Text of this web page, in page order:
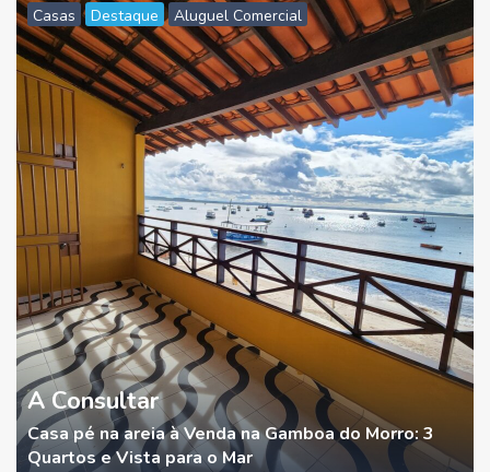
Casas Destaque Aluguel Comercial
A Consultar
Casa pé na areia à Venda na Gamboa do Morro: 3
Quartos e Vista para o Mar